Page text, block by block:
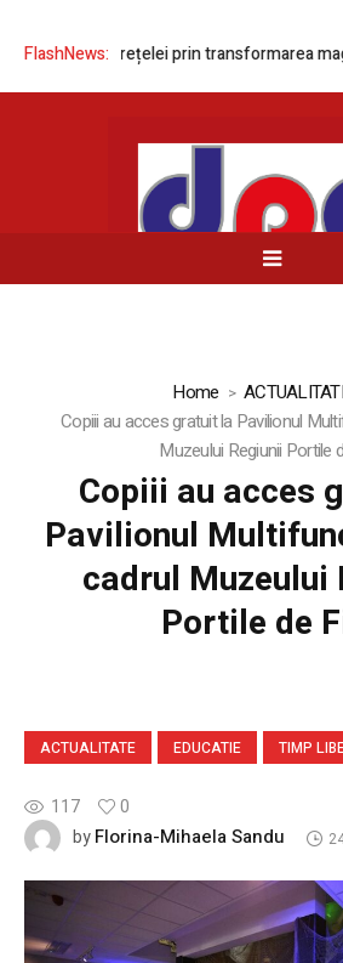
FlashNews:rețelei prin transformarea
Home
Copiii au acces gratuit la Pavilionul
Muzeului Regiunii Portile
Copiii au acces
Pavilionul
cadrul Muzeului
Portile de
ACTUALITATE EDUCATIE TIMP
117
0
byFlorina-Mihaela Sandu